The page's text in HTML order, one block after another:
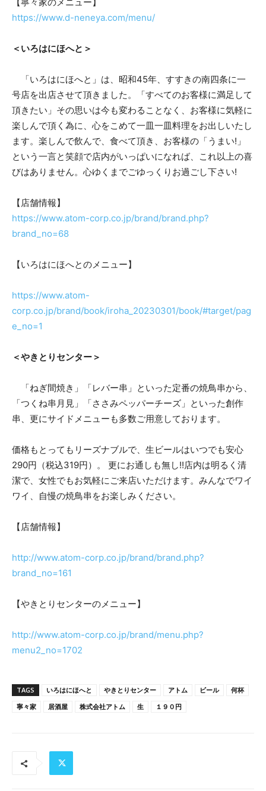
https://www.d-neneya.com/menu/
＜いろはにほへと＞
「いろはにほへと」は、昭和45年、すすきの南四条に一
号店を出店させて頂きました。「すべてのお客様に満足して
頂きたい」その思いは今も変わることなく、お客様に気軽に
楽しんで頂く為に、心をこめて一皿一皿料理をお出しいたし
ます。楽しんで飲んで、食べて頂き、お客様の「うまい!」
という一言と笑顔で店内がいっぱいになれば、これ以上の喜
びはありません。心ゆくまでごゆっくりお過ごし下さい!
【店舗情報】
https://www.atom-corp.co.jp/brand/brand.php?
brand_no=68
【いろはにほへとのメニュー】
https://www.atom-
corp.co.jp/brand/book/iroha_20230301/book/#target/pag
e_no=1
＜やきとりセンター＞
「ねぎ間焼き」「レバー串」といった定番の焼鳥串から、
「つくね串月見」「ささみペッパーチーズ」といった創作
串、更にサイドメニューも多数ご用意しております。
価格もとってもリーズナブルで、生ビールはいつでも安心
290円（税込319円）。 更にお通しも無し!!店内は明るく清
潔で、女性でもお気軽にご来店いただけます。みんなでワイ
ワイ、自慢の焼鳥串をお楽しみください。
【店舗情報】
http://www.atom-corp.co.jp/brand/brand.php?
brand_no=161
【やきとりセンターのメニュー】
http://www.atom-corp.co.jp/brand/menu.php?
menu2_no=1702
TAGS いろはにほへと やきとりセンター アトム ビール
何杯
寧々家
居酒屋 株式会社アトム 生 １９０円